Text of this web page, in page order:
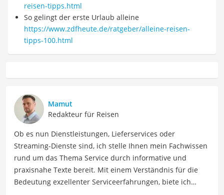
reisen-tipps.html
So gelingt der erste Urlaub alleine
https://www.zdfheute.de/ratgeber/alleine-reisen-
tipps-100.html
Mamut
Redakteur für Reisen
Ob es nun Dienstleistungen, Lieferservices oder
Streaming-Dienste sind, ich stelle Ihnen mein Fachwissen
rund um das Thema Service durch informative und
praxisnahe Texte bereit. Mit einem Verständnis für die
Bedeutung exzellenter Serviceerfahrungen, biete ich